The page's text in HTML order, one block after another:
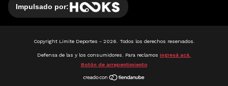
Impulsado por:
Copyright Limite Deportes - 2026. Todos los derechos reservados.
Defensa de las y los consumidores. Para reclamos ingresá acá.
Botón de arrepentimiento